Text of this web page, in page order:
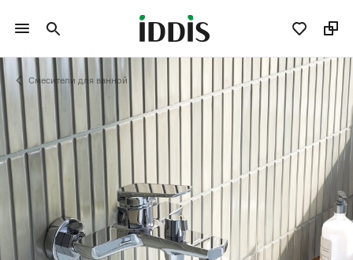
Смесители для ванной